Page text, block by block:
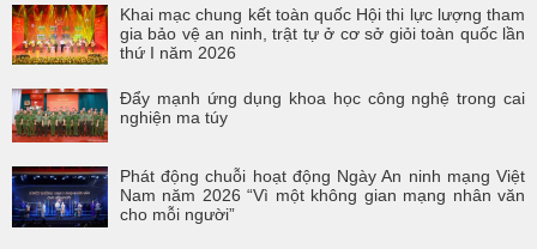
Khai mạc chung kết toàn quốc Hội thi lực lượng tham
gia bảo vệ an ninh, trật tự ở cơ sở giỏi toàn quốc lần
thứ I năm 2026
Đẩy mạnh ứng dụng khoa học công nghệ trong cai
nghiện ma túy
Phát động chuỗi hoạt động Ngày An ninh mạng Việt
Nam năm 2026 “Vì một không gian mạng nhân văn
cho mỗi người”